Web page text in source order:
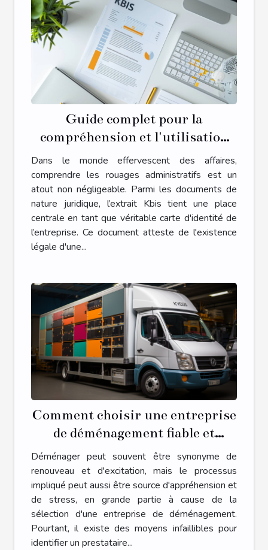
Guide complet pour la
compréhension et l'utilisation
des extraits Kbis dans le monde
des affaires
Dans le monde effervescent des affaires,
comprendre les rouages administratifs est un
atout non négligeable. Parmi les documents de
nature juridique, l’extrait Kbis tient une place
centrale en tant que véritable carte d'identité de
l’entreprise. Ce document atteste de l'existence
légale d'une...
Comment choisir une entreprise
de déménagement fiable et
économique
Déménager peut souvent être synonyme de
renouveau et d'excitation, mais le processus
impliqué peut aussi être source d'appréhension et
de stress, en grande partie à cause de la
sélection d'une entreprise de déménagement.
Pourtant, il existe des moyens infaillibles pour
identifier un prestataire...